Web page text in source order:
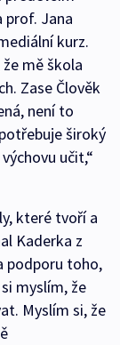
prof. Jana
kurz.
mě škola
Zase Člověk
není to
široký
učit,“
které tvoří a
Kaderka z
podporu toho,
myslím, že
Myslím si, že